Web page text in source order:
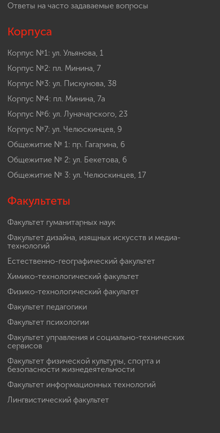
Ответы на часто задаваемые вопросы
Корпуса
Корпус №1: ул. Ульянова, 1
Корпус №2: пл. Минина, 7
Корпус №3: ул. Пискунова, 38
Корпус №4: пл. Минина, 7а
Корпус №6: ул. Луначарского, 23
Корпус №7: ул. Челюскинцев, 9
Общежитие № 1: пр. Гагарина, 6
Общежитие № 2: ул. Бекетова, 6
Общежитие № 3: ул. Челюскинцев, 17
Факультеты
Факультет гуманитарных наук
Факультет дизайна, изящных искусств и медиа-
технологий
Естественно-географический факультет
Химико-технологический факультет
Физико-технологический факультет
Факультет педагогики
Факультет психологии
Факультет управления и социально-технических
сервисов
Факультет физической культуры, спорта и
безопасности жизнедеятельности
Факультет информационных технологий
Лингвистический факультет